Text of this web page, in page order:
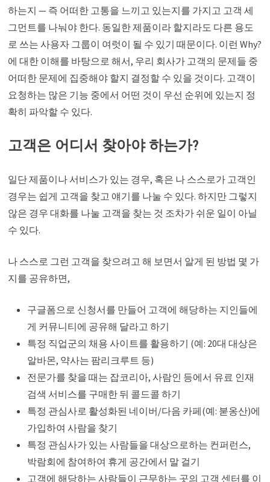
하는지 — 즉 어떠한 고통을 느끼고 있는지를 가지고 고객 세
그먼트를 나눠야 한다. 동일한 제품이라 할지라도 다른 용도
로 쓰는 사용자 그룹이 여럿이 될 수 있기 때문이다. 이런 Why?
에 대한 이해를 바탕으로 해서, 우리 회사가 고객의 문제들 중
어떠한 문제에 집중해야 할지 결정할 수 있을 것이다. 고객이
요청하는 많은 기능 중에서 어떤 것이 우선 순위에 있는지 정
확히 파악할 수 있다.
고객은 어디서 찾아야 하는가?
일단 제품이나 서비스가 있는 경우, 혹은 나 스스로가 고객인
경우는 쉽게 고객을 찾고 얘기를 나눌 수 있다. 하지만 그렇지
않은 경우 대화를 나눌 고객을 찾는 것 조차가 쉬운 일이 아닐
수 있다.
나 스스로 그런 고객을 찾으려고 해 보면서 알게 된 방법 몇 가
지를 공유하면,
구글폼으로 신청서를 만들어 고객에 해당하는 지인들에
게 커뮤니티에 공유해 달라고 하기
특정 직업군의 채용 사이트를 활용하기 (예: 20대 대상은
알바몬, 약사는 팜리크루트 등)
전문가를 찾을 때는 잡코리아, 사람인 등에서 유료 인재
검색 서비스를 구매한 뒤 콜드콜 하기
특정 관심사로 활성화된 네이버/다음 카페(예: 붇옹산)에
가입하여 사람을 찾기
특정 관심사가 있는 사람들을 대상으로하는 컨퍼런스,
박람회에 참여하여 휴게 공간에서 말 걸기
고객에 해당하는 사람들이 근무하는 곳의 고객 센터를 이